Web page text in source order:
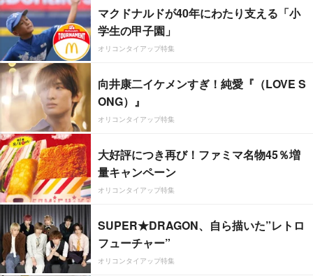
マクドナルドが40年にわたり支える「小
学生の甲子園」
オリコンタイアップ特集
向井康二イケメンすぎ！純愛『（LOVE S
ONG）』
オリコンタイアップ特集
大好評につき再び！ファミマ名物45％増
量キャンペーン
オリコンタイアップ特集
SUPER★DRAGON、自ら描いた”レトロ
フューチャー”
オリコンタイアップ特集